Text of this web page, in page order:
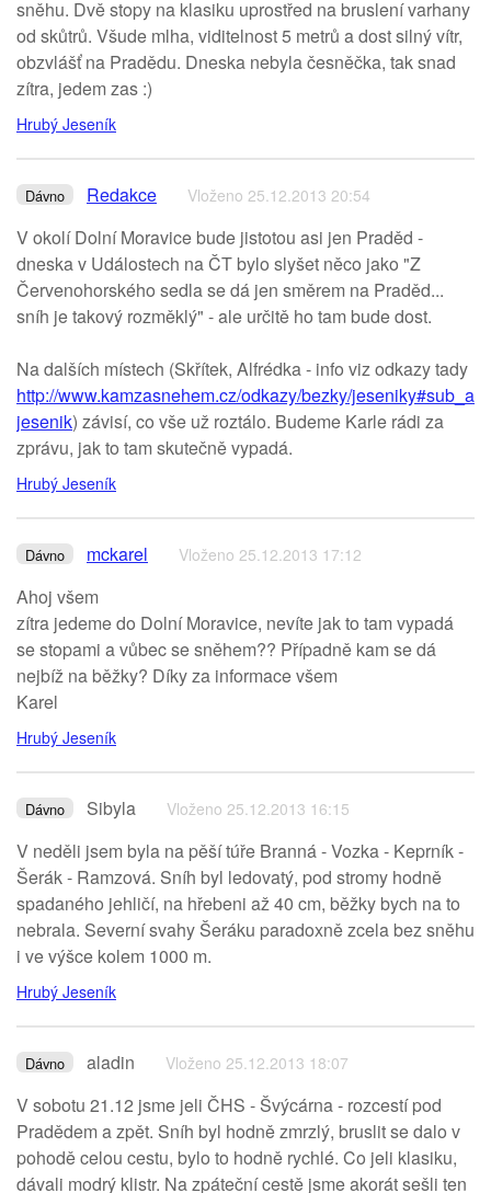
sněhu. Dvě stopy na klasiku uprostřed na bruslení varhany
od skůtrů. Všude mlha, viditelnost 5 metrů a dost silný vítr,
obzvlášť na Pradědu. Dneska nebyla česněčka, tak snad
zítra, jedem zas :)
Hrubý Jeseník
Dávno Redakce Vloženo 25.12.2013 20:54
V okolí Dolní Moravice bude jistotou asi jen Praděd -
dneska v Událostech na ČT bylo slyšet něco jako "Z
Červenohorského sedla se dá jen směrem na Praděd...
sníh je takový rozměklý" - ale určitě ho tam bude dost.
Na dalších místech (Skřítek, Alfrédka - info viz odkazy tady
http://www.kamzasnehem.cz/odkazy/bezky/
jesenik) závisí, co vše už roztálo. Budeme Karle rádi za
zprávu, jak to tam skutečně vypadá.
Hrubý Jeseník
Dávno mckarel Vloženo 25.12.2013 17:12
Ahoj všem
zítra jedeme do Dolní Moravice, nevíte jak to tam vypadá
se stopami a vůbec se sněhem?? Případně kam se dá
nejbíž na běžky? Díky za informace všem
Karel
Hrubý Jeseník
Dávno Sibyla Vloženo 25.12.2013 16:15
V neděli jsem byla na pěší túře Branná - Vozka - Keprník -
Šerák - Ramzová. Sníh byl ledovatý, pod stromy hodně
spadaného jehličí, na hřebeni až 40 cm, běžky bych na to
nebrala. Severní svahy Šeráku paradoxně zcela bez sněhu
i ve výšce kolem 1000 m.
Hrubý Jeseník
Dávno aladin Vloženo 25.12.2013 18:07
V sobotu 21.12 jsme jeli ČHS - Švýcárna - rozcestí pod
Pradědem a zpět. Sníh byl hodně zmrzlý, bruslit se dalo v
pohodě celou cestu, bylo to hodně rychlé. Co jeli klasiku,
dávali modrý klistr. Na zpáteční cestě jsme akorát sešli ten